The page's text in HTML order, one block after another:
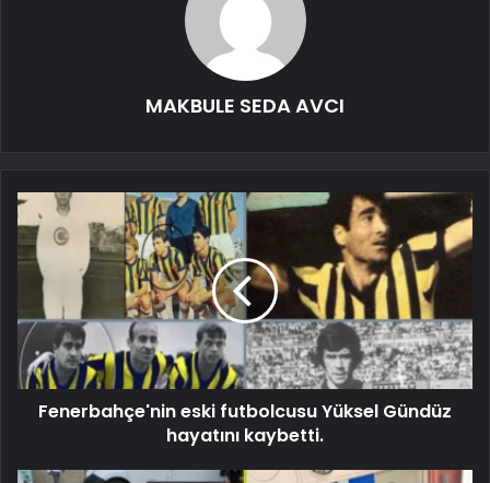
MAKBULE SEDA AVCI
Fenerbahçe'nin eski futbolcusu Yüksel Gündüz
hayatını kaybetti.